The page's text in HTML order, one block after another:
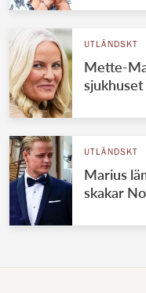
UTLÄNDSKT
Mette-
UTLÄNDSKT
Marius
skakar